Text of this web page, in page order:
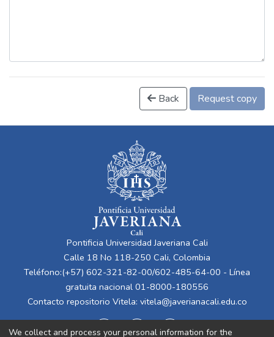
Back Request copy
Pontificia Universidad Javeriana Cali
Calle 18 No 118-250 Cali, Colombia
Teléfono:(+57) 602-321-82-00/602-485-64-00 - Línea
gratuita nacional 01-8000-180556
Contacto repositorio Vitela: vitela@javerianacali.edu.co
We collect and process your personal information for the